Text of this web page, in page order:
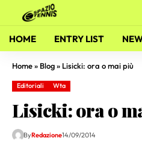
HOME ENTRY LIST
Home» Blog» Lisicki: ora o mai più
Editoriali Wta
Lisicki: ora o
ByRedazione14/09/2014